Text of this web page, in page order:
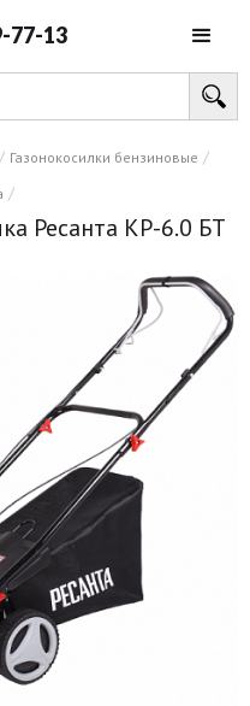
77-13
/ Газонокосилки бензиновые /
/
Ресанта КР-6.0 БТ